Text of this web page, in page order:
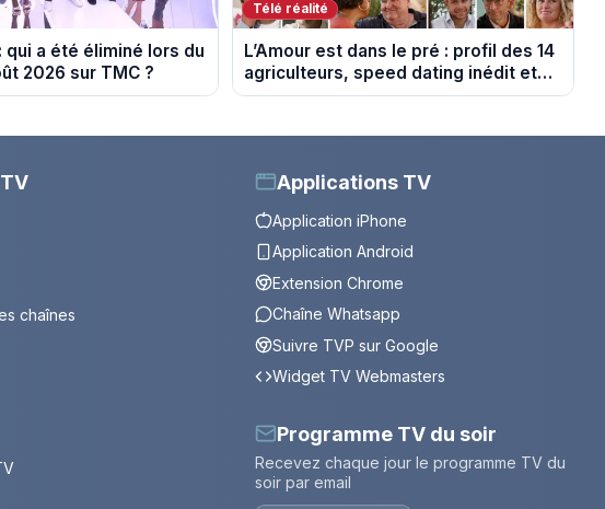
qui a été éliminé lors du
2026 sur TMC ?
Télé réalité
L’Amour est dans le pré : profil des 14
agriculteurs, speed dating inédit et
de nouvelles histoires d’amour
chaînes
Applications TV
Application iPhone
Application Android
Extension Chrome
Chaîne Whatsapp
Suivre TVP sur Google
Widget TV Webmasters
Programme TV du soir
Recevez chaque jour le programme TV du
soir par email